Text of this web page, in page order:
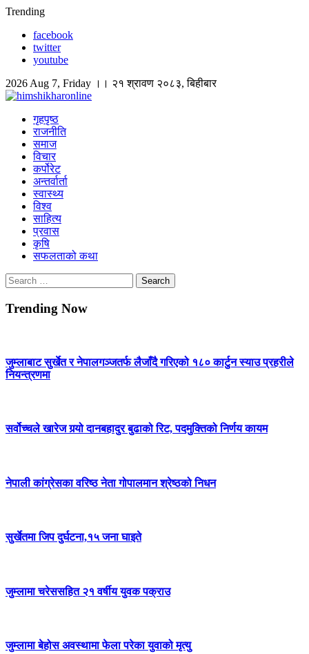
Skip
content
Trending
facebook
twitter
youtube
2026 Aug 7, Friday ।। २१ श्रावण २०८३, बिहीबार
Himshikhar Online
गृहपृष्ठ
राजनीति
समाज
विचार
कर्पोरेट
अन्तर्वार्ता
स्वास्थ्य
विश्व
साहित्य
प्रवास
कृषि
सफलताको कथा
Search
for:
Trending Now
जुम्लाबाट सुर्खेत र नेपालगञ्जतर्फ लैजाँदै गरिएको १८० कार्टुन स्याउ प्रहरीले
नियन्त्रणमा
सर्वोच्चले खारेज गर्‍यो दानबहादुर बुढाको रिट, पदमुक्तिको निर्णय कायम
नेपाली कांग्रेसका वरिष्ठ नेता गोपालमान श्रेष्ठको निधन
सुर्खेतमा जिप दुर्घटना,१५ जना घाइते
जुम्लामा चरेससहित २१ वर्षीय युवक पक्राउ
जुम्लामा बेहोस अवस्थामा फेला परेका युवाको मृत्यु